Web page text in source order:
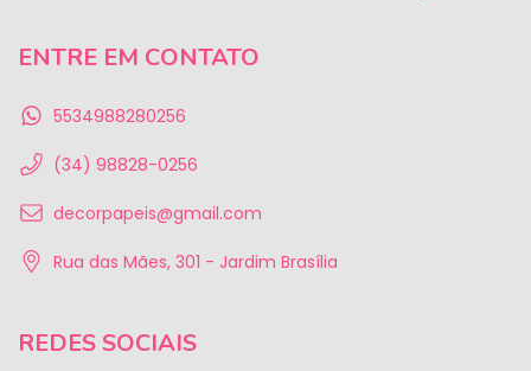
ENTRE EM CONTATO
5534988280256
(34) 98828-0256
decorpapeis@gmail.com
Rua das Mães, 301 - Jardim Brasília
REDES SOCIAIS